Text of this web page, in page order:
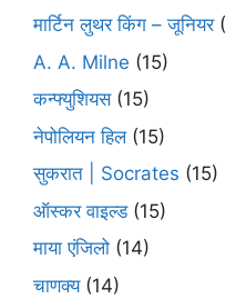
मार्टिन लुथर किंग – जूनियर
A. A. Milne (15)
कन्फ्युशियस(15)
नेपोलियन हिल(15)
सुकरात | Socrates (15)
ऑस्कर वाइल्ड(15)
माया एंजिलो (14)
चाणक्य(14)